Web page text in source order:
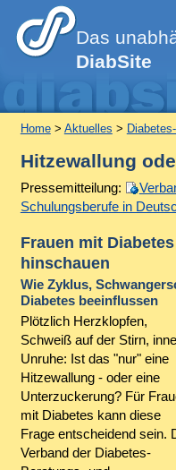
Das
DiabSite
Home> Aktuelles >
Hitzewallung
Pressemitteilung:
Schulungsberufe in
Frauen mit
hinschauen
Wie Zyklus,
Diabetes beeinflussen
Plötzlich Herzklopfen,
Schweiß auf der Stirn,
Unruhe: Ist das "nur" eine
Hitzewallung - oder eine
Unterzuckerung? Für
mit Diabetes kann diese
Frage entscheidend sein.
Verband der Diabetes-